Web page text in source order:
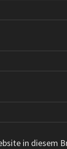
in diesem